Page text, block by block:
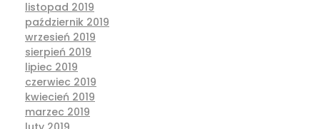
listopad 2019
październik 2019
wrzesień 2019
sierpień 2019
lipiec 2019
czerwiec 2019
kwiecień 2019
marzec 2019